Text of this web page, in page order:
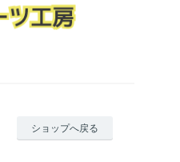
ショップへ戻る